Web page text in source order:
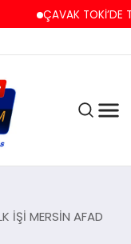
ÇAVAK TOKİ’DE TAPU
İŞİ MERSİN AFAD